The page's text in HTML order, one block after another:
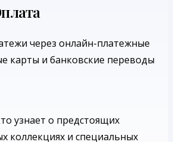
через онлайн-платежные
карты и банковские переводы
узнает о предстоящих
коллекциях и специальных